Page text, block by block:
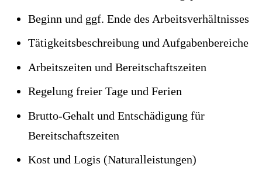
Beginn und ggf. Ende des Arbeitsverhältnisses
Tätigkeitsbeschreibung und Aufgabenbereiche
Arbeitszeiten und Bereitschaftszeiten
Regelung freier Tage und Ferien
Brutto-Gehalt und Entschädigung für
Bereitschaftszeiten
Kost und Logis (Naturalleistungen)